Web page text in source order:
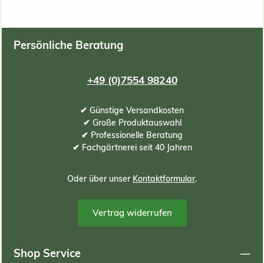
Persönliche Beratung
+49 (0)7554 98240
✔ Günstige Versandkosten
✔ Große Produktauswahl
✔ Professionelle Beratung
✔ Fachgärtnerei seit 40 Jahren
Oder über unser Kontaktformular.
Vertrag widerrufen
Shop Service